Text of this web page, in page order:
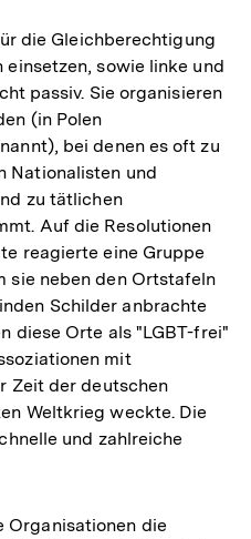
die Gleichberechtigung
sowie linke und
passiv. Sie organisieren
(in Polen
bei denen es oft zu
Nationalisten und
zu tätlichen
Auf die Resolutionen
reagierte eine Gruppe
sie neben den Ortstafeln
Schilder anbrachte
diese Orte als "LGBT-frei"
mit
Zeit der deutschen
Weltkrieg weckte. Die
und zahlreiche
Organisationen die